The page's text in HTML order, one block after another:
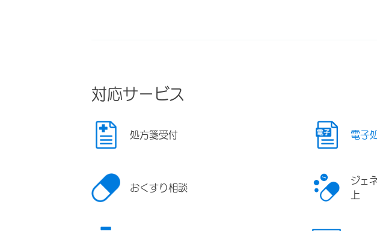
対応サービス
処方箋受付 電子
おくすり相談
ジェ
上